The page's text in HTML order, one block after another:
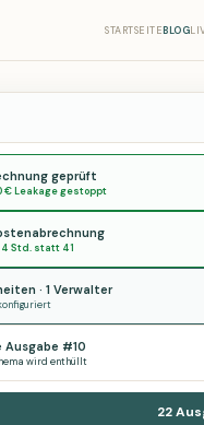
STARTSEITEBLOG
geprüft
€ Leakage gestoppt
4 Std. statt 41
· 1 Verwalter
Ausgabe #10
wird enthüllt
22